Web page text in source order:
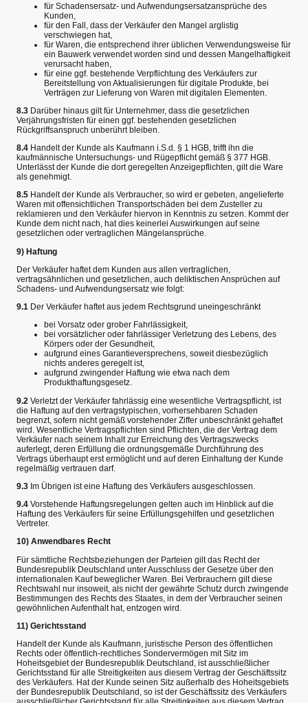
für Schadensersatz- und Aufwendungsersatzansprüche des
Kunden,
für den Fall, dass der Verkäufer den Mangel arglistig
verschwiegen hat,
für Waren, die entsprechend ihrer üblichen Verwendungsweise für
ein Bauwerk verwendet worden sind und dessen Mangelhaftigkeit
verursacht haben,
für eine ggf. bestehende Verpflichtung des Verkäufers zur
Bereitstellung von Aktualisierungen für digitale Produkte, bei
Verträgen zur Lieferung von Waren mit digitalen Elementen.
8.3 Darüber hinaus gilt für Unternehmer, dass die gesetzlichen
Verjährungsfristen für einen ggf. bestehenden gesetzlichen
Rückgriffsanspruch unberührt bleiben.
8.4 Handelt der Kunde als Kaufmann i.S.d. § 1 HGB, trifft ihn die
kaufmännische Untersuchungs- und Rügepflicht gemäß § 377 HGB.
Unterlässt der Kunde die dort geregelten Anzeigepflichten, gilt die Ware
als genehmigt.
8.5 Handelt der Kunde als Verbraucher, so wird er gebeten, angelieferte
Waren mit offensichtlichen Transportschäden bei dem Zusteller zu
reklamieren und den Verkäufer hiervon in Kenntnis zu setzen. Kommt der
Kunde dem nicht nach, hat dies keinerlei Auswirkungen auf seine
gesetzlichen oder vertraglichen Mängelansprüche.
9) Haftung
Der Verkäufer haftet dem Kunden aus allen vertraglichen,
vertragsähnlichen und gesetzlichen, auch deliktischen Ansprüchen auf
Schadens- und Aufwendungsersatz wie folgt:
9.1 Der Verkäufer haftet aus jedem Rechtsgrund uneingeschränkt
bei Vorsatz oder grober Fahrlässigkeit,
bei vorsätzlicher oder fahrlässiger Verletzung des Lebens, des
Körpers oder der Gesundheit,
aufgrund eines Garantieversprechens, soweit diesbezüglich
nichts anderes geregelt ist,
aufgrund zwingender Haftung wie etwa nach dem
Produkthaftungsgesetz.
9.2 Verletzt der Verkäufer fahrlässig eine wesentliche Vertragspflicht, ist
die Haftung auf den vertragstypischen, vorhersehbaren Schaden
begrenzt, sofern nicht gemäß vorstehender Ziffer unbeschränkt gehaftet
wird. Wesentliche Vertragspflichten sind Pflichten, die der Vertrag dem
Verkäufer nach seinem Inhalt zur Erreichung des Vertragszwecks
auferlegt, deren Erfüllung die ordnungsgemäße Durchführung des
Vertrags überhaupt erst ermöglicht und auf deren Einhaltung der Kunde
regelmäßig vertrauen darf.
9.3 Im Übrigen ist eine Haftung des Verkäufers ausgeschlossen.
9.4 Vorstehende Haftungsregelungen gelten auch im Hinblick auf die
Haftung des Verkäufers für seine Erfüllungsgehilfen und gesetzlichen
Vertreter.
10) Anwendbares Recht
Für sämtliche Rechtsbeziehungen der Parteien gilt das Recht der
Bundesrepublik Deutschland unter Ausschluss der Gesetze über den
internationalen Kauf beweglicher Waren. Bei Verbrauchern gilt diese
Rechtswahl nur insoweit, als nicht der gewährte Schutz durch zwingende
Bestimmungen des Rechts des Staates, in dem der Verbraucher seinen
gewöhnlichen Aufenthalt hat, entzogen wird.
11) Gerichtsstand
Handelt der Kunde als Kaufmann, juristische Person des öffentlichen
Rechts oder öffentlich-rechtliches Sondervermögen mit Sitz im
Hoheitsgebiet der Bundesrepublik Deutschland, ist ausschließlicher
Gerichtsstand für alle Streitigkeiten aus diesem Vertrag der Geschäftssitz
des Verkäufers. Hat der Kunde seinen Sitz außerhalb des Hoheitsgebiets
der Bundesrepublik Deutschland, so ist der Geschäftssitz des Verkäufers